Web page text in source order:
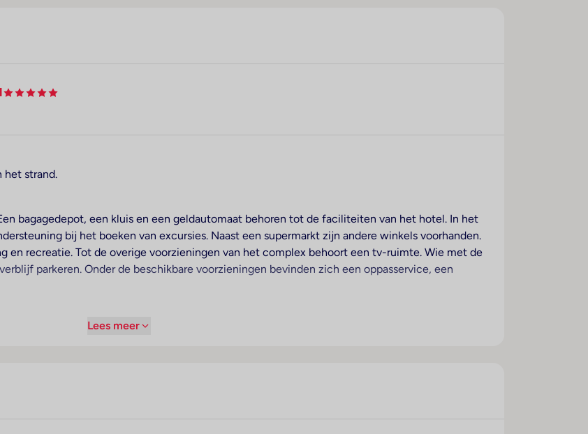
het strand.
bagagedepot, een kluis en een geldautomaat behoren tot de faciliteiten van het hotel. In het
bij het boeken van excursies. Naast een supermarkt zijn andere winkels voorhanden.
en recreatie. Tot de overige voorzieningen van het complex behoort een tv-ruimte. Wie met de
parkeren. Onder de beschikbare voorzieningen bevinden zich een oppasservice, een
airconditioning. De gasten kunnen vanaf het balkon of het terras van het uitzicht op zee
Lees meer